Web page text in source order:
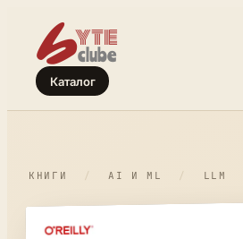
Каталог
КНИГИ / AI И ML / LLM